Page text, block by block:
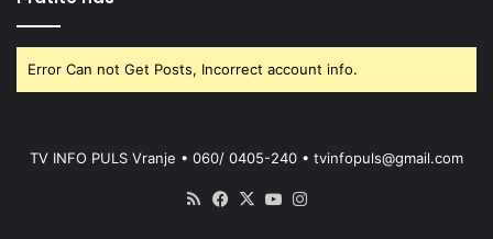
Error Can not Get Posts, Incorrect account info.
TV INFO PULS Vranje • 060/ 0405-240 • tvinfopuls@gmail.com
RSS Facebook
X YouTube